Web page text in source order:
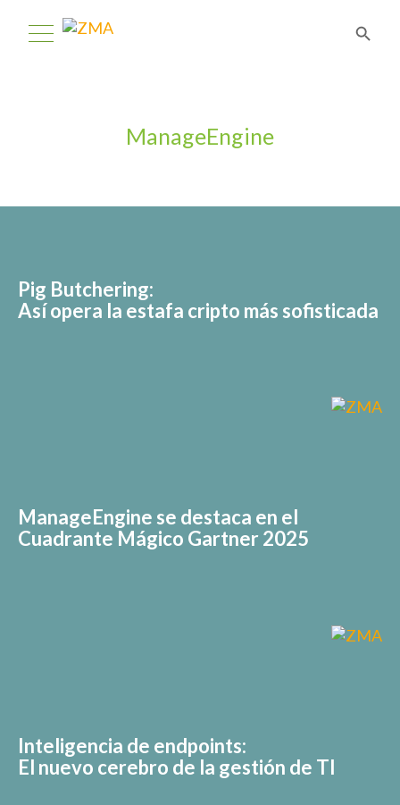
ManageEngine
Pig Butchering:
Así opera la estafa cripto más sofisticada
ManageEngine se destaca en el
Cuadrante Mágico Gartner 2025
Inteligencia de endpoints:
El nuevo cerebro de la gestión de TI